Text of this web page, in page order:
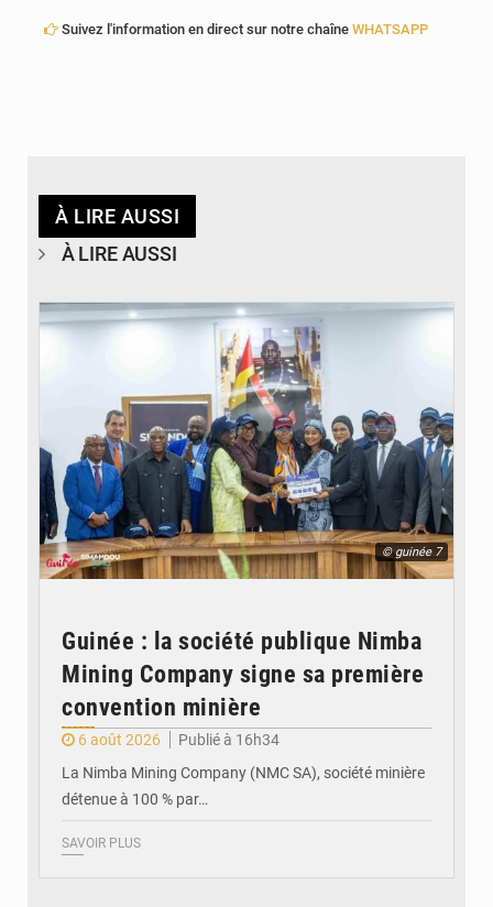
Suivez l'information en direct sur notre chaîne WHATSAPP
À LIRE AUSSI
À LIRE AUSSI
© guinée 7
Guinée : la société publique Nimba
Mining Company signe sa première
convention minière
6 août 2026
Publié à 16h34
La Nimba Mining Company (NMC SA), société minière
détenue à 100 % par…
SAVOIR PLUS